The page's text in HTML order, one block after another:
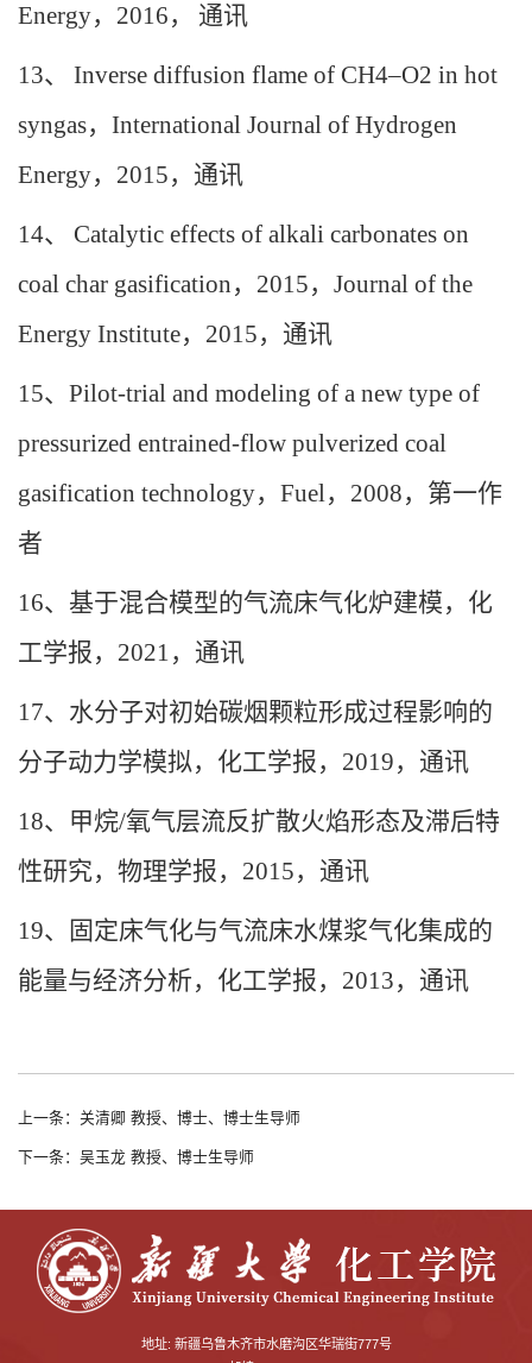
Energy， 2016， 通讯
13、
Inverse diffusion flame of CH4–O2 in hot
syngas， International Journal of Hydrogen
Energy， 2015，通讯
14、
Catalytic effects of alkali carbonates on
coal char gasification， 2015， Journal of the
Energy Institute， 2015，通讯
15、 Pilot-trial and modeling of a new type of
pressurized entrained-flow pulverized coal
gasification technology， Fuel， 2008，第一作
者
16、基于混合模型的气流床气化炉建模，化
工学报， 2021，通讯
17、水分子对初始碳烟颗粒形成过程影响的
分子动力学模拟，化工学报， 2019，通讯
18、甲烷/氧气层流反扩散火焰形态及滞后特
性研究，物理学报， 2015，通讯
19、固定床气化与气流床水煤浆气化集成的
能量与经济分析，化工学报， 2013，通讯
上一条：关清卿 教授、博士、博士生导师
下一条：吴玉龙 教授、博士生导师
地址: 新疆乌鲁木齐市水磨沟区华瑞街777号